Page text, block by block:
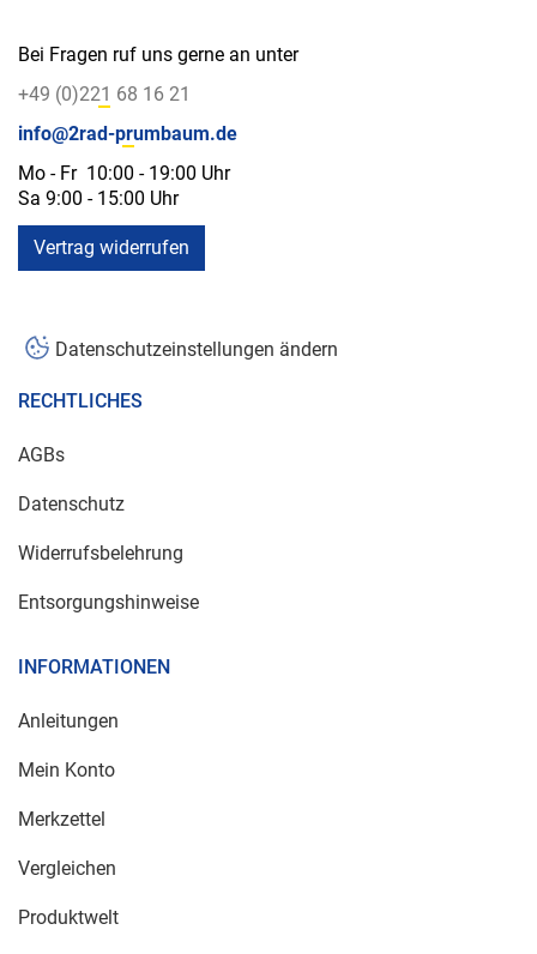
Bei Fragen ruf uns gerne an unter
+49 (0)221 68 16 21
info@2rad-prumbaum.de
Mo - Fr 10:00 - 19:00 Uhr
Sa 9:00 - 15:00 Uhr
Vertrag widerrufen
Datenschutzeinstellungen ändern
RECHTLICHES
AGBs
Datenschutz
Widerrufsbelehrung
Entsorgungshinweise
INFORMATIONEN
Anleitungen
Mein Konto
Merkzettel
Vergleichen
Produktwelt